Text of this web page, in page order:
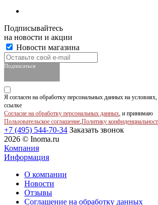
Подписывайтесь
на новости и акции
Новости магазина
Подписаться
Я согласен на обработку персональных данных на
ссылке
Согласие на обработку персональных данных, и принимаю
Пользовательское соглашение,Политику
+7 (495) 544-70-34 Заказать звонок
2026 © Inoma.ru
Компания
Информация
О компании
Новости
Отзывы
Соглашение на обработку данных